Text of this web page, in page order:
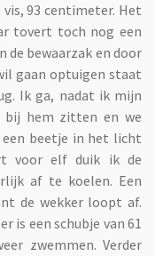
93 centimeter. Het
tovert toch nog een
de bewaarzak en door
gaan optuigen staat
Ik ga, nadat ik mijn
bij hem zitten en we
een beetje in het licht
voor elf duik ik de
af te koelen. Een
de wekker loopt af.
is een schubje van 61
zwemmen. Verder